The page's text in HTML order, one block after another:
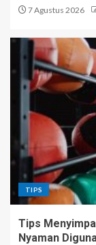
7 Agustus 2026
TIPS
Tips
Nyaman